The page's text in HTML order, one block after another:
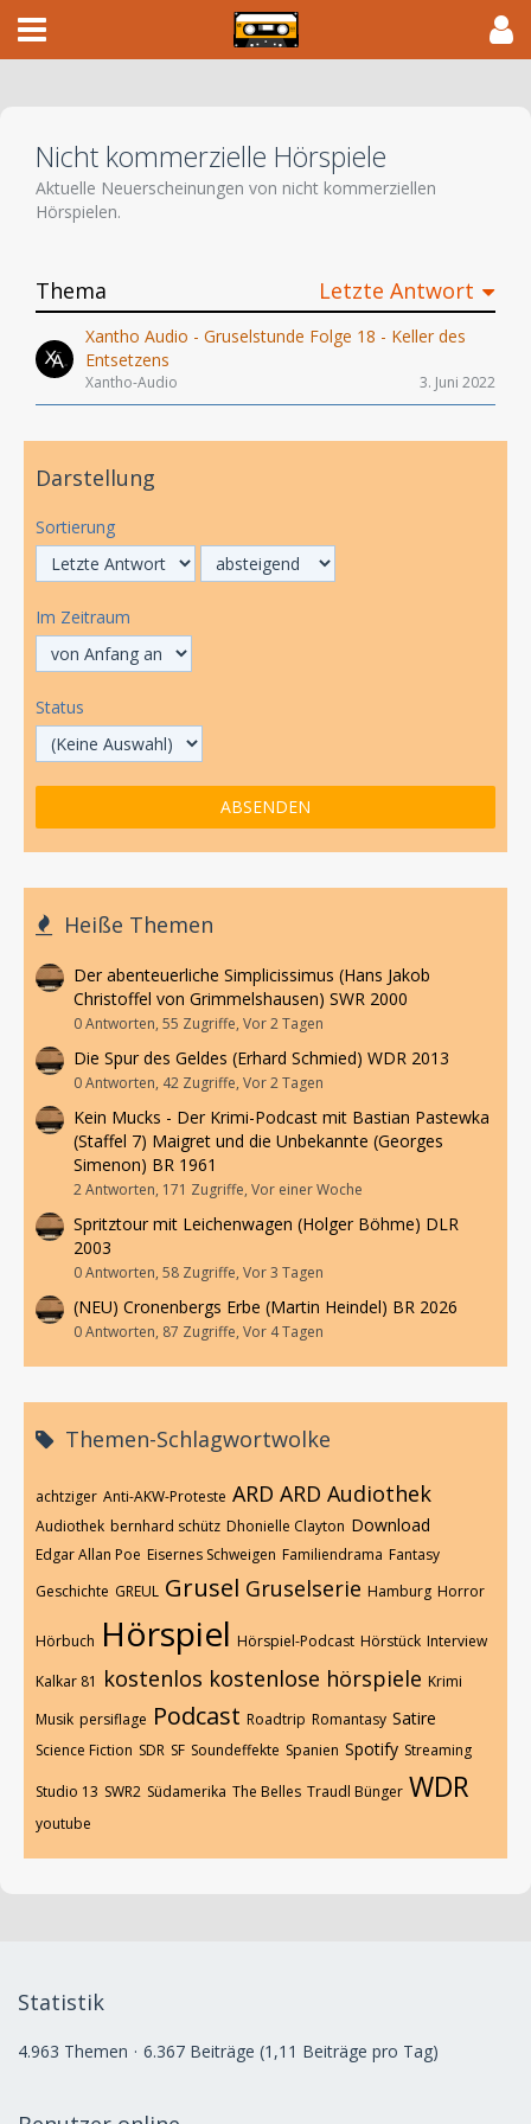
Nicht kommerzielle Hörspiele
Aktuelle Neuerscheinungen von nicht kommerziellen
Hörspielen.
Thema Letzte Antwort
Xantho Audio - Gruselstunde Folge 18 - Keller des
Entsetzens
Xantho-Audio 3. Juni 2022
Darstellung
Sortierung
Im Zeitraum
Status
Heiße Themen
Der abenteuerliche Simplicissimus (Hans Jakob
Christoffel von Grimmelshausen) SWR 2000
0 Antworten, 55 Zugriffe, Vor 2 Tagen
Die Spur des Geldes (Erhard Schmied) WDR 2013
0 Antworten, 42 Zugriffe, Vor 2 Tagen
Kein Mucks - Der Krimi-Podcast mit Bastian Pastewka
(Staffel 7) Maigret und die Unbekannte (Georges
Simenon) BR 1961
2 Antworten, 171 Zugriffe, Vor einer Woche
Spritztour mit Leichenwagen (Holger Böhme) DLR
2003
0 Antworten, 58 Zugriffe, Vor 3 Tagen
(NEU) Cronenbergs Erbe (Martin Heindel) BR 2026
0 Antworten, 87 Zugriffe, Vor 4 Tagen
Themen-Schlagwortwolke
achtziger Anti-AKW-Proteste ARD ARD Audiothek
Audiothek bernhard schütz Dhonielle Clayton Download
Edgar Allan Poe Eisernes Schweigen Familiendrama Fantasy
Geschichte GREUL Grusel Gruselserie Hamburg Horror
Hörbuch Hörspiel Hörspiel-Podcast Hörstück Interview
Kalkar 81 kostenlos kostenlose hörspiele Krimi
Musik persiflage Podcast Roadtrip Romantasy Satire
Science Fiction SDR SF Soundeffekte Spanien Spotify Streaming
Studio 13 SWR2 Südamerika The Belles Traudl Bünger WDR
youtube
Statistik
4.963 Themen 6.367 Beiträge (1,11 Beiträge pro Tag)